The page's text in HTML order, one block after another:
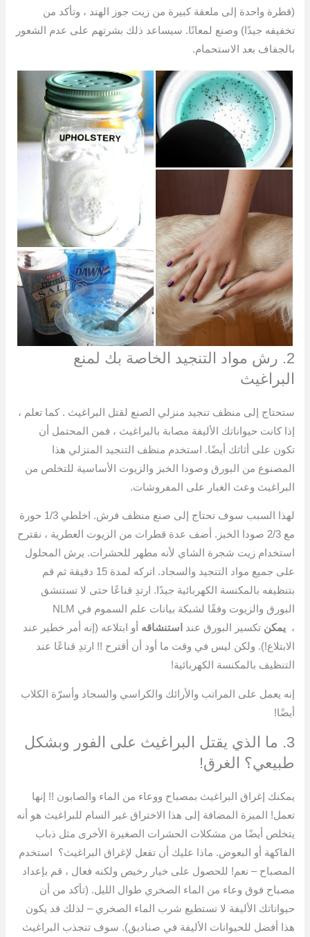
(قطرة واحدة إلى ملعقة كبيرة من زيت جوز الهند ، وتأكد من
تخفيفه جيدًا) وصنع لمعانًا. سيساعد ذلك بشرتهم على عدم الشعور
بالجفاف بعد الاستحمام.
2. رش مواد التنجيد الخاصة بك لمنع
البراغيث
ستحتاج إلى منظف تنجيد منزلي الصنع لقتل البراغيث . كما تعلم ،
إذا كانت حيواناتك الأليفة مصابة بالبراغيث ، فمن المحتمل أن
تكون على أثاثك أيضًا. استخدم منظف التنجيد المنزلي هذا
المصنوع من البورق وصودا الخبز والزيوت الأساسية للتخلص من
البراغيث وعث الغبار على المفروشات.
لهذا السبب سوف تحتاج إلى صنع منظف فرش. اخلطي 1/3 حورة
مع 2/3 صودا الخبز. أضف عدة قطرات من الزيوت العطرية ، نقترح
استخدام زيت شجرة الشاي لأنه مطهر للحشرات. يرش المحلول
على جميع مواد التنجيد والسجاد. اتركه لمدة 15 دقيقة ثم قم
بتنظيفه بالمكنسة الكهربائية جيدًا. ارتدِ قناعًا حتى لا تستنشق
البورق والزيوت وفقًا لشبكة بيانات علم السموم في NLM
،يمكن تكسير البورق عند استنشاقه أو ابتلاعه (إنه أمر خطير عند
الابتلاع!). ولكن ليس في وقت ما أود أن أقترح !! ارتدِ قناعًا عند
التنظيف بالمكنسة الكهربائية!
إنه يعمل على المراتب والأرائك والكراسي والسجاد وأسرّة الكلاب
أيضًا!
3. ما الذي يقتل البراغيث على الفور وبشكل
طبيعي؟ الغرق!
يمكنك إغراق البراغيث بمصباح ووعاء من الماء والصابون !! إنها
تعمل! الميزة المضافة إلى هذا الاختراق غير السام للبراغيث هو أنه
يتخلص أيضًا من مشكلات الحشرات الصغيرة الأخرى مثل ذباب
الفاكهة أو البعوض. ماذا عليك أن تفعل لإغراق البراغيث؟ استخدم
المصباح – نعم! للحصول على خيار رخيص ولكنه فعال ، قم بإعداد
مصباح فوق وعاء من الماء الصخري طوال الليل. (تأكد من أن
حيواناتك الأليفة لا تستطيع شرب الماء الصخري – لذلك قد يكون
هذا أفضل للحيوانات الأليفة في صناديق). سوف تنجذب البراغيث